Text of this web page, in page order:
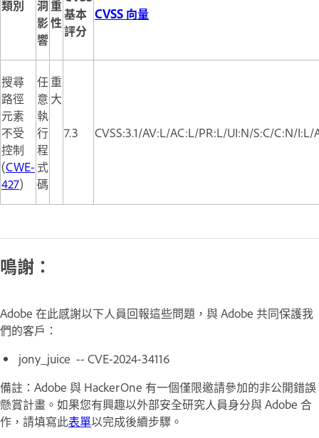
類別
洞
影
響
重
性基本
評分
CVSS 向量
搜尋
路徑
元素
不受
控制
(CWE-
427)
任
意
執
行
程
式
碼
重
大
7.3
CVSS:3.1/AV:L/AC:L/PR:L/UI:N/S:C/C:N/I:L/
鳴謝：
Adobe 在此感謝以下人員回報這些問題，與 Adobe 共同保護我
們的客戶：
jony_juice -- CVE-2024-34116
備註：Adobe 與 HackerOne 有一個僅限邀請參加的非公開錯誤
懸賞計畫。如果您有興趣以外部安全研究人員身分與 Adobe 合
作，請填寫此表單以完成後續步驟。